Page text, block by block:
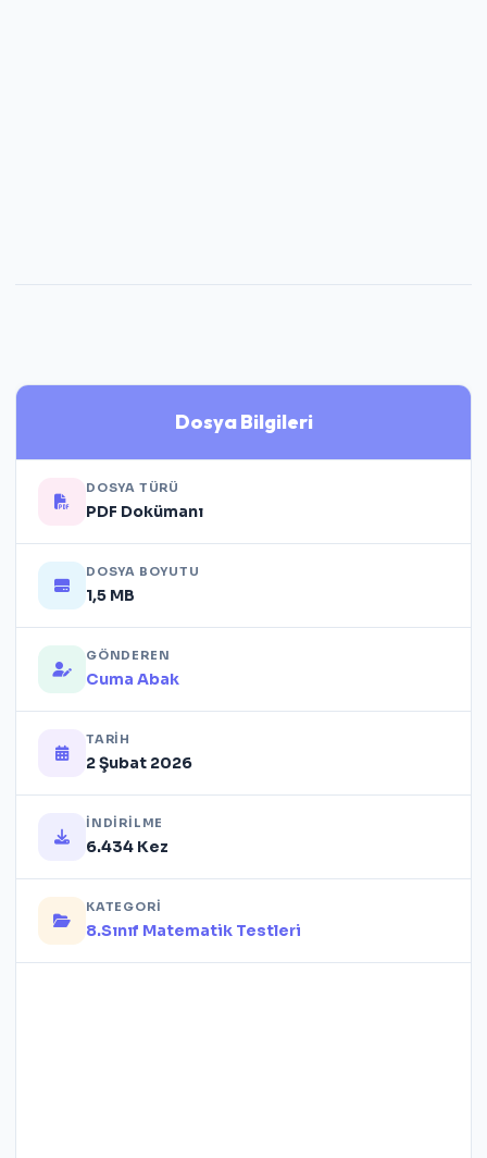
Dosya Bilgileri
DOSYA TÜRÜ
PDF Dokümanı
DOSYA BOYUTU
1,5 MB
GÖNDEREN
Cuma Abak
TARIH
2 Şubat 2026
İNDIRILME
6.434 Kez
KATEGORI
8.Sınıf Matematik Testleri